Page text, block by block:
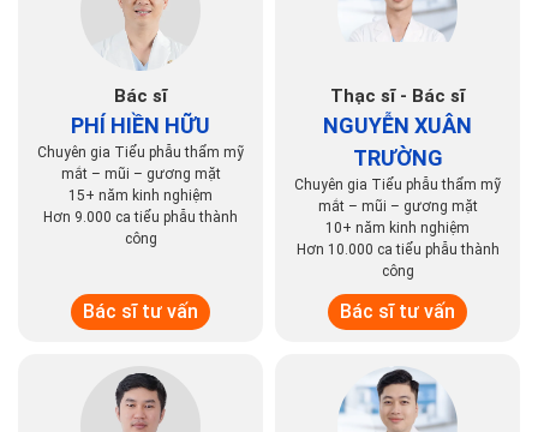
Bác sĩ
PHÍ HIỀN HỮU
Chuyên gia Tiểu phẫu thẩm mỹ
mắt – mũi – gương mặt
15+ năm kinh nghiệm
Hơn 9.000 ca tiểu phẫu thành
công
Bác sĩ tư vấn
Thạc sĩ - Bác sĩ
NGUYỄN XUÂN
TRƯỜNG
Chuyên gia Tiểu phẫu thẩm mỹ
mắt – mũi – gương mặt
10+ năm kinh nghiệm
Hơn 10.000 ca tiểu phẫu thành
công
Bác sĩ tư vấn